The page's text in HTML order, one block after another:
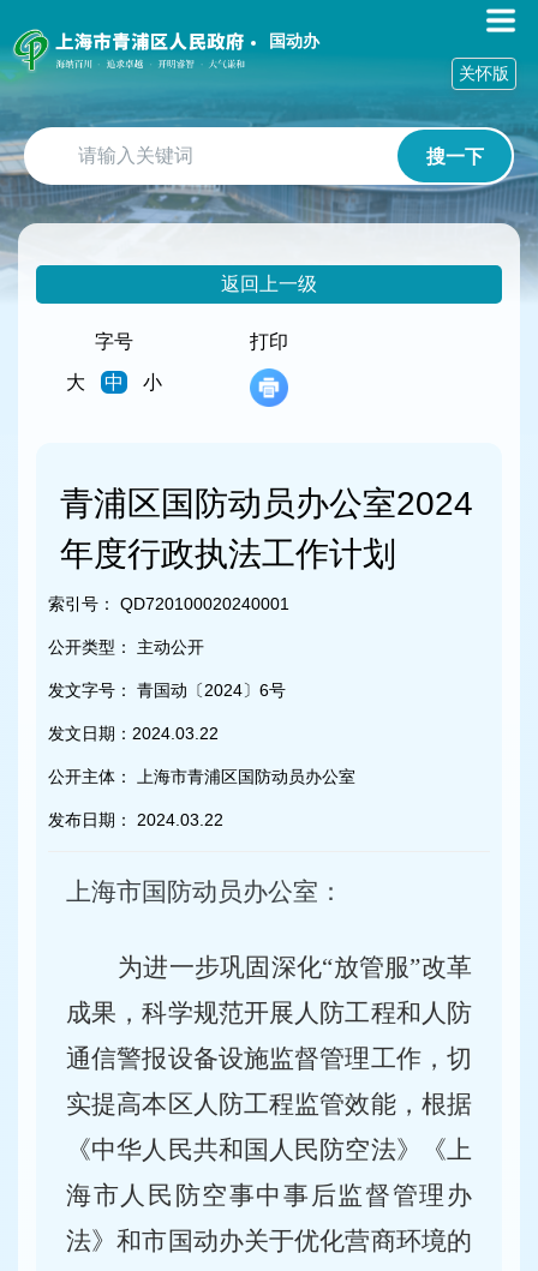
障
碍
作
说
明
跳
到
网
国动办
搜一下
关怀版
返回上一级
字号
大
中 小
打印
青浦区国防动员办公室2024
年度行政执法工作计划
索引号： QD720100020240001
公开类型： 主动公开
发文字号： 青国动〔2024〕6号
发文日期： 2024.03.22
公开主体： 上海市青浦区国防动员办公室
发布日期： 2024.03.22
上海市国防动员办公室 ：
为进一步巩固深化“放管服”改革
成果，科学规范开展人防工程和人防
通信警报设备设施监督管理工作，切
实提高本区人防工程监管效能，根据
《中华人民共和国人民防空法》
《上
海市人民防空事中事后监督管理办
法》和市国动办关于优化营商环境的